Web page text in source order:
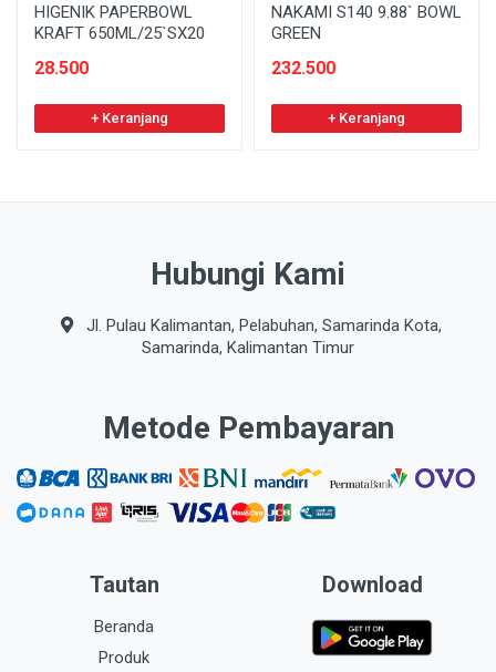
HIGENIK PAPERBOWL
KRAFT 650ML/25`SX20
28.500
+ Keranjang
NAKAMI S140 9.88` BOWL
GREEN
232.500
+ Keranjang
Hubungi Kami
Jl. Pulau Kalimantan, Pelabuhan, Samarinda Kota,
Samarinda, Kalimantan Timur
Metode Pembayaran
Tautan
Beranda
Produk
Download